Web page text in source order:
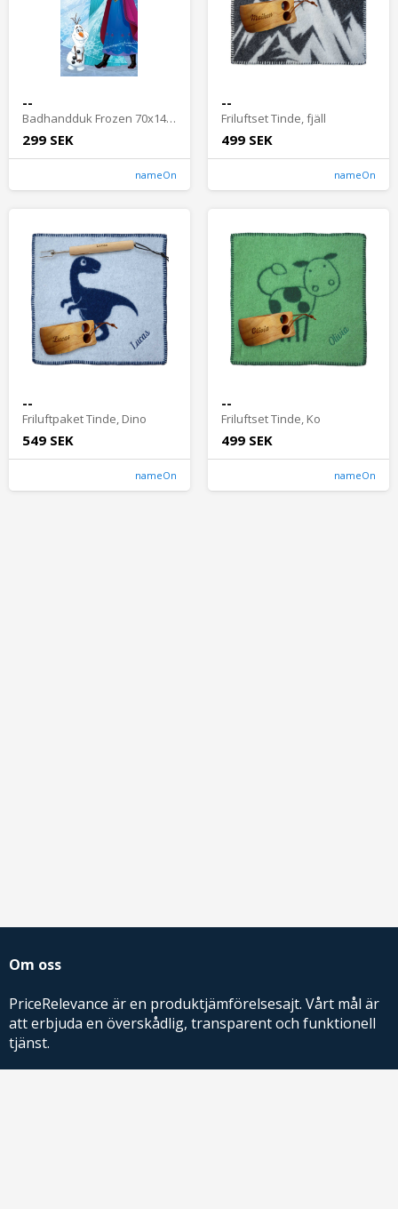
--
Badhandduk Frozen 70x140 cm
299 SEK
nameOn
--
Friluftset Tinde, fjäll
499 SEK
nameOn
--
Friluftpaket Tinde, Dino
549 SEK
nameOn
--
Friluftset Tinde, Ko
499 SEK
nameOn
Om oss
PriceRelevance är en produktjämförelsesajt. Vårt mål är
att erbjuda en överskådlig, transparent och funktionell
tjänst.
PriceRelevance ägs och drivs av AdRelevance Sverige AB.